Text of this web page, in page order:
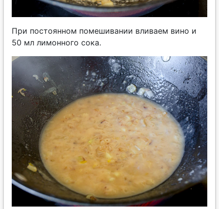
При постоянном помешивании вливаем вино и
50 мл лимонного сока.